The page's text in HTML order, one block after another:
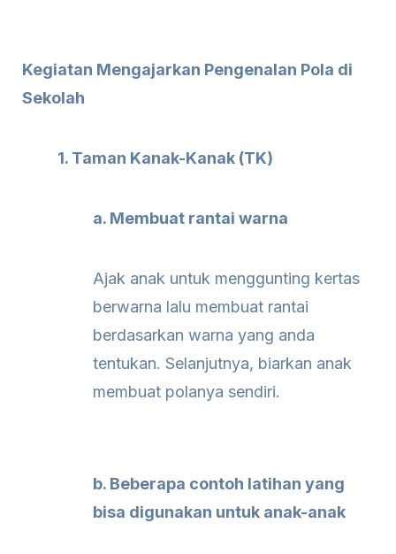
Kegiatan Mengajarkan Pengenalan Pola di
Sekolah
1. Taman Kanak-Kanak (TK)
a. Membuat rantai warna
Ajak anak untuk menggunting kertas
berwarna lalu membuat rantai
berdasarkan warna yang anda
tentukan. Selanjutnya, biarkan anak
membuat polanya sendiri.
b. Beberapa contoh latihan yang
bisa digunakan untuk anak-anak